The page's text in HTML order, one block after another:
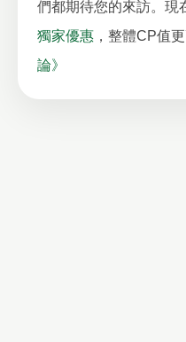
們都期待您的來訪。現
獨家優惠 ，整體CP值
論》